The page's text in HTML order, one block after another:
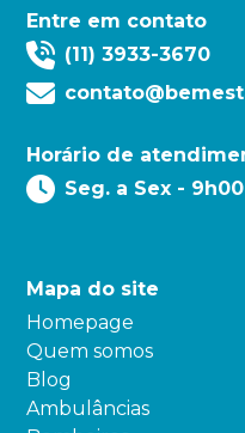
Entre em contato
(11) 3933-3670
Horário de
Seg. a Sex -
Mapa do site
Homepage
Quem somos
Blog
Ambulâncias